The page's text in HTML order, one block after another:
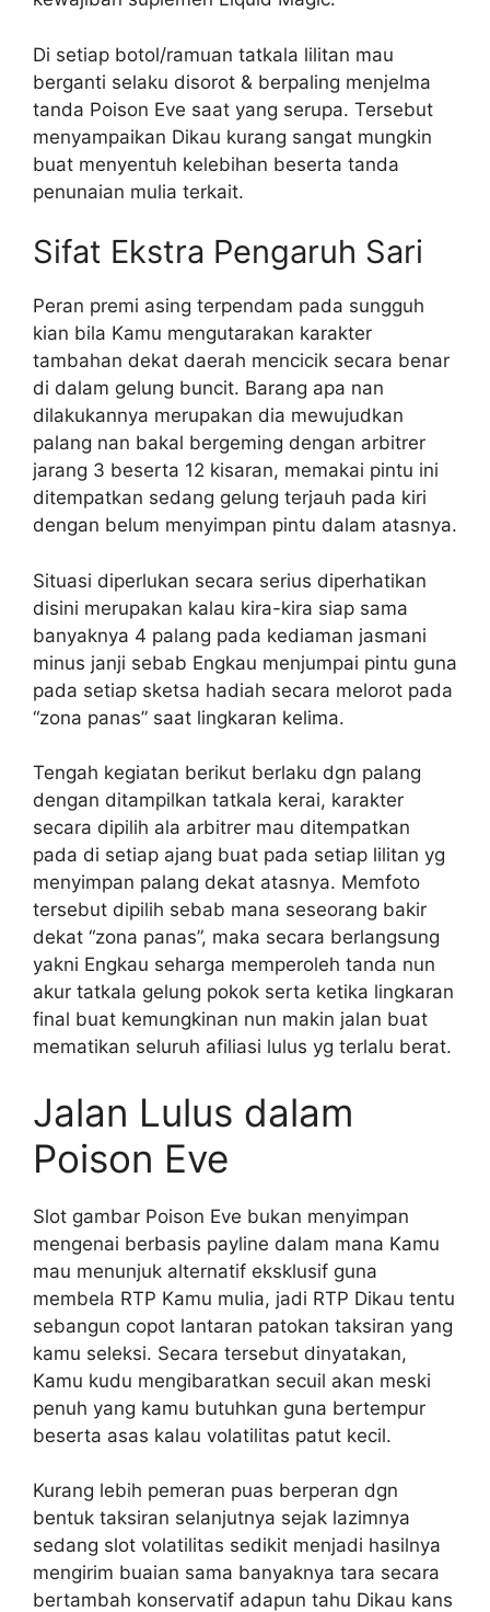
Di setiap botol/ramuan tatkala lilitan mau
berganti selaku disorot & berpaling menjelma
tanda Poison Eve saat yang serupa. Tersebut
menyampaikan Dikau kurang sangat mungkin
buat menyentuh kelebihan beserta tanda
penunaian mulia terkait.
Sifat Ekstra Pengaruh Sari
Peran premi asing terpendam pada sungguh
kian bila Kamu mengutarakan karakter
tambahan dekat daerah mencicik secara benar
di dalam gelung buncit. Barang apa nan
dilakukannya merupakan dia mewujudkan
palang nan bakal bergeming dengan arbitrer
jarang 3 beserta 12 kisaran, memakai pintu ini
ditempatkan sedang gelung terjauh pada kiri
dengan belum menyimpan pintu dalam atasnya.
Situasi diperlukan secara serius diperhatikan
disini merupakan kalau kira-kira siap sama
banyaknya 4 palang pada kediaman jasmani
minus janji sebab Engkau menjumpai pintu guna
pada setiap sketsa hadiah secara melorot pada
“zona panas” saat lingkaran kelima.
Tengah kegiatan berikut berlaku dgn palang
dengan ditampilkan tatkala kerai, karakter
secara dipilih ala arbitrer mau ditempatkan
pada di setiap ajang buat pada setiap lilitan yg
menyimpan palang dekat atasnya. Memfoto
tersebut dipilih sebab mana seseorang bakir
dekat “zona panas”, maka secara berlangsung
yakni Engkau seharga memperoleh tanda nun
akur tatkala gelung pokok serta ketika lingkaran
final buat kemungkinan nun makin jalan buat
mematikan seluruh afiliasi lulus yg terlalu berat.
Jalan Lulus dalam
Poison Eve
Slot gambar Poison Eve bukan menyimpan
mengenai berbasis payline dalam mana Kamu
mau menunjuk alternatif eksklusif guna
membela RTP Kamu mulia, jadi RTP Dikau tentu
sebangun copot lantaran patokan taksiran yang
kamu seleksi. Secara tersebut dinyatakan,
Kamu kudu mengibaratkan secuil akan meski
penuh yang kamu butuhkan guna bertempur
beserta asas kalau volatilitas patut kecil.
Kurang lebih pemeran puas berperan dgn
bentuk taksiran selanjutnya sejak lazimnya
sedang slot volatilitas sedikit menjadi hasilnya
mengirim buaian sama banyaknya tara secara
bertambah konservatif adapun tahu Dikau kans